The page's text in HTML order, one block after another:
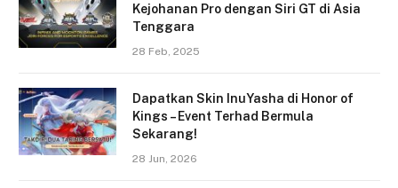
Kejohanan Pro dengan Siri GT di Asia
Tenggara
28 Feb, 2025
Dapatkan Skin InuYasha di Honor of
Kings – Event Terhad Bermula
Sekarang!
28 Jun, 2026